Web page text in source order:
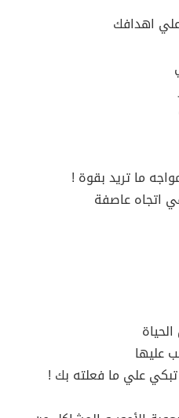
اهدافك
ما تريد بقوة !
اتجاه عاصفة
عليها
علي ما فعلته بك !